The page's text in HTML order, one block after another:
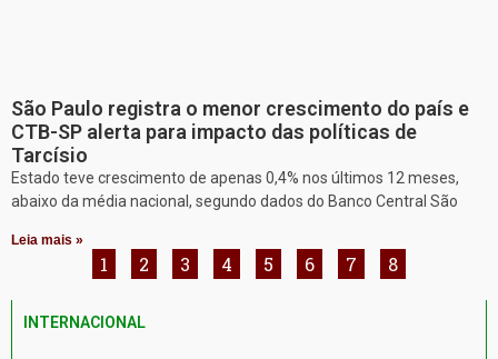
São Paulo registra o menor crescimento do país e
CTB-SP alerta para impacto das políticas de
Tarcísio
Estado teve crescimento de apenas 0,4% nos últimos 12 meses,
abaixo da média nacional, segundo dados do Banco Central São
Leia mais »
1 2 3 4 5 6 7 8
INTERNACIONAL